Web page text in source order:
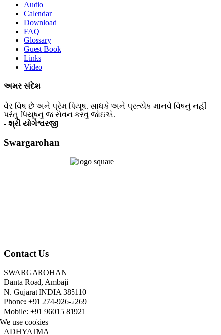
Audio
Calendar
Download
FAQ
Glossary
Guest Book
Links
Video
અમર સંદેશ
વેર વિષ છે અને પ્રેમ પિયૂષ. સાધકે અને પ્રત્યેક માનવે વિષનું નહીં
પરંતુ પિયૂષનું જ સેવન કરવું જોઇએ.
- શ્રી યોગેશ્વરજી
Swargarohan
Contact Us
SWARGAROHAN
Danta Road, Ambaji
N. Gujarat INDIA 385110
Phone: +91 274-926-2269
Mobile: +91 96015 81921
ADHYATMA
We use cookies